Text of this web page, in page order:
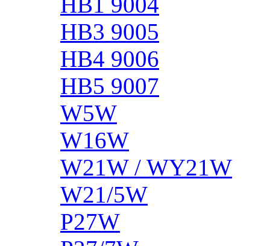
HB3 9005
HB4 9006
HB5 9007
W5W
W16W
W21W / WY21W
W21/5W
P27W